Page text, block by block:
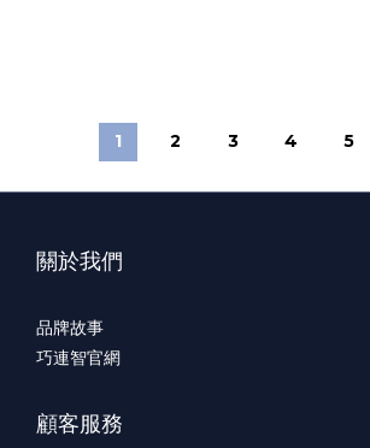
1 2 3 4 5
關於我們
品牌故事
巧連智官網
顧客服務